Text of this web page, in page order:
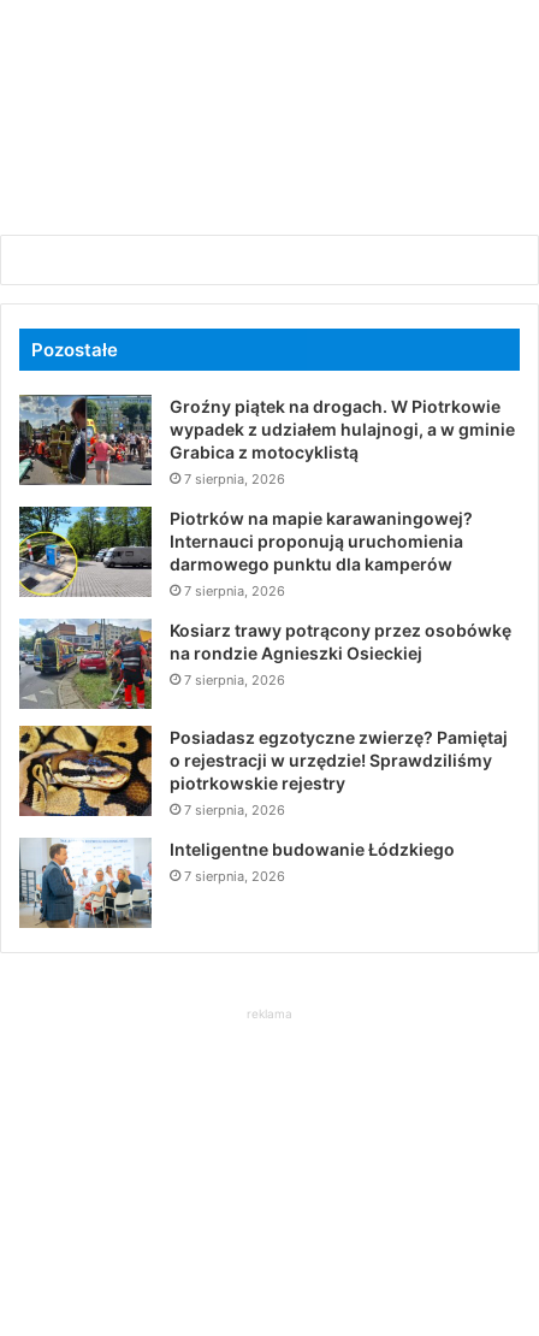
Pozostałe
Groźny piątek na drogach. W Piotrkowie
wypadek z udziałem hulajnogi, a w gminie
Grabica z motocyklistą
7 sierpnia, 2026
Piotrków na mapie karawaningowej?
Internauci proponują uruchomienia
darmowego punktu dla kamperów
7 sierpnia, 2026
Kosiarz trawy potrącony przez osobówkę
na rondzie Agnieszki Osieckiej
7 sierpnia, 2026
Posiadasz egzotyczne zwierzę? Pamiętaj
o rejestracji w urzędzie! Sprawdziliśmy
piotrkowskie rejestry
7 sierpnia, 2026
Inteligentne budowanie Łódzkiego
7 sierpnia, 2026
reklama